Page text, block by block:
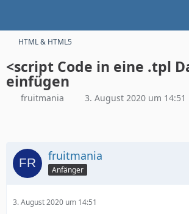
HTML & HTML5
<script Code in eine .tpl
einfügen
fruitmania 3. August 2020 um 14:51
fruitmania
Anfänger
3. August 2020 um 14:51